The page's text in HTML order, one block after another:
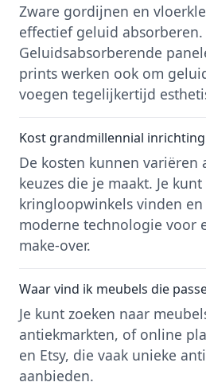
Zware gordijnen en
effectief geluid absorberen.
Geluidsabsorberende
prints werken ook om
voegen tegelijkertijd
Kost grandmillennial inrichting
De kosten kunnen variëren
keuzes die je maakt. Je
kringloopwinkels vinden
moderne technologie voor
make-over.
Waar vind ik meubels die
Je kunt zoeken naar
antiekmarkten, of online
en Etsy, die vaak unieke
aanbieden.